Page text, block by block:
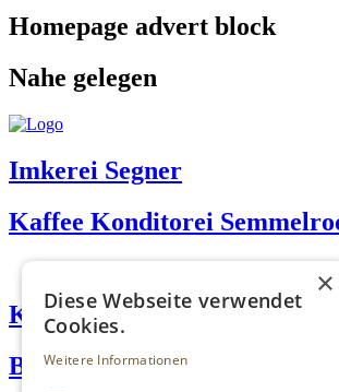
Homepage advert block
Nahe gelegen
Imkerei Segner
Kaffee Konditorei
Kärntnermilch Genuss-
Bachmann Lachs
×
Diese Webseite verwendet
Cookies.
Weitere Informationen